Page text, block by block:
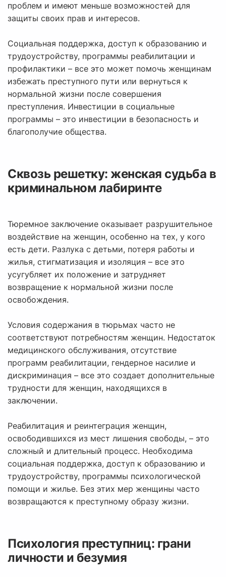
проблем и имеют меньше возможностей для
защиты своих прав и интересов.
Социальная поддержка, доступ к образованию и
трудоустройству, программы реабилитации и
профилактики – все это может помочь женщинам
избежать преступного пути или вернуться к
нормальной жизни после совершения
преступления. Инвестиции в социальные
программы – это инвестиции в безопасность и
благополучие общества.
Сквозь решетку: женская судьба в
криминальном лабиринте
Тюремное заключение оказывает разрушительное
воздействие на женщин, особенно на тех, у кого
есть дети. Разлука с детьми, потеря работы и
жилья, стигматизация и изоляция – все это
усугубляет их положение и затрудняет
возвращение к нормальной жизни после
освобождения.
Условия содержания в тюрьмах часто не
соответствуют потребностям женщин. Недостаток
медицинского обслуживания, отсутствие
программ реабилитации, гендерное насилие и
дискриминация – все это создает дополнительные
трудности для женщин, находящихся в
заключении.
Реабилитация и реинтеграция женщин,
освободившихся из мест лишения свободы, – это
сложный и длительный процесс. Необходима
социальная поддержка, доступ к образованию и
трудоустройству, программы психологической
помощи и жилье. Без этих мер женщины часто
возвращаются к преступному образу жизни.
Психология преступниц: грани
личности и безумия